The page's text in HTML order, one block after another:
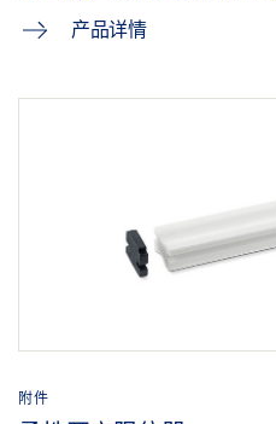
产品详情
附件